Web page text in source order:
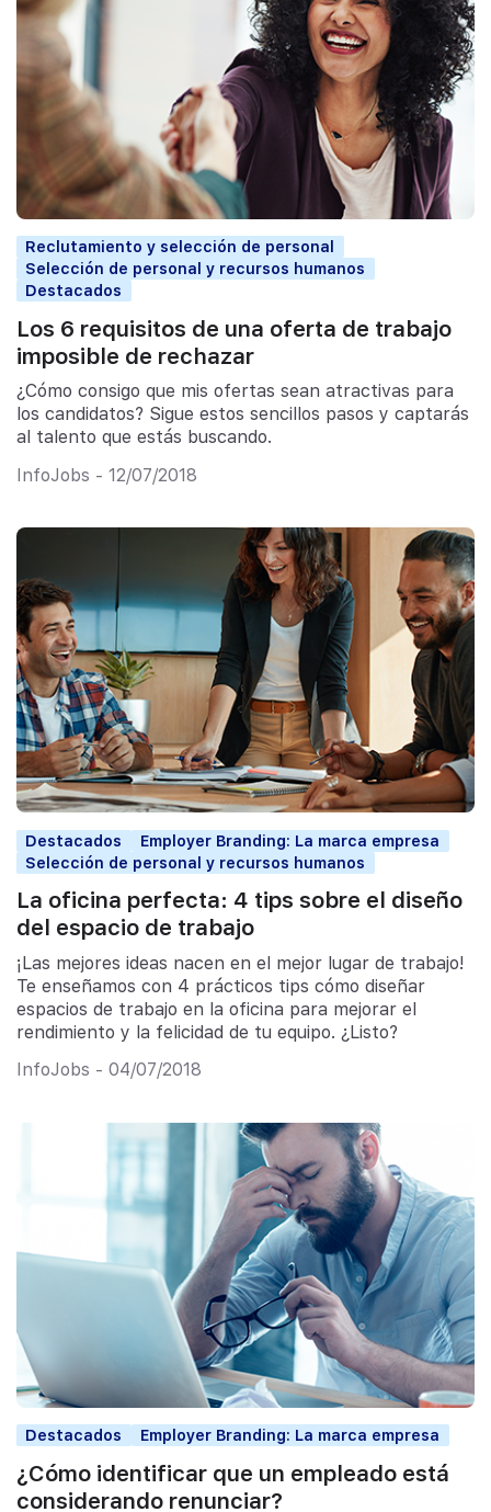
Reclutamiento y selección de personal
Selección de personal y recursos humanos
Destacados
Los 6 requisitos de una oferta de trabajo
imposible de rechazar
¿Cómo consigo que mis ofertas sean atractivas para
los candidatos? Sigue estos sencillos pasos y captarás
al talento que estás buscando.
InfoJobs - 12/07/2018
Destacados
Employer Branding: La marca empresa
Selección de personal y recursos humanos
La oficina perfecta: 4 tips sobre el diseño
del espacio de trabajo
¡Las mejores ideas nacen en el mejor lugar de trabajo!
Te enseñamos con 4 prácticos tips cómo diseñar
espacios de trabajo en la oficina para mejorar el
rendimiento y la felicidad de tu equipo. ¿Listo?
InfoJobs - 04/07/2018
Destacados Employer Branding: La marca empresa
¿Cómo identificar que un empleado está
considerando renunciar?